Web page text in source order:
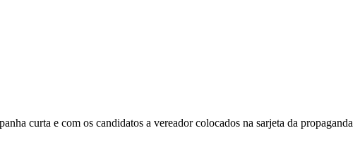
curta e com os candidatos a vereador colocados na sarjeta da propaganda